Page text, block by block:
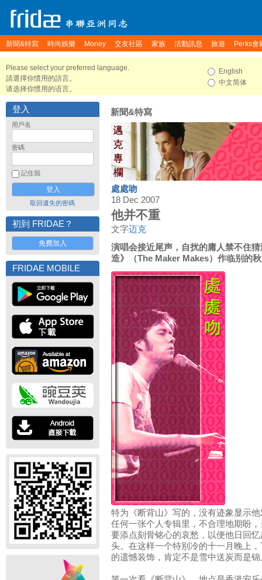
新聞&特寫 時尚娛樂 Money 交友社區 家族 活動訊息 旅遊 Perks會
Please select your preferred language.
請選擇你慣用的語言。
请选择你惯用的语言。
English
中文简体
登入
用戶名
密碼
記住我
取回遺失的密碼
初到 FRIDAE？
免費加入
FRIDAE MOBILE
新聞&特寫
處處吻
18 Dec 2007
他并不重
文字迈克
演唱会接近尾声，自扰的庸人禁不住
造》（The Maker Makes）作临别的
特为《断背山》写的，没有迹象显示
任何一张个人专辑里，不合理地期盼
要添点刻骨铭心的哀愁，以便他日回
头。在这样一个特别冷的十一月晚上
的遗憾装饰，肯定不是雪中送炭而是